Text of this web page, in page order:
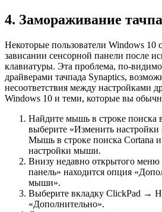
4. Замораживание
Некоторые пользователи Windows
зависании сенсорной панели после
клавиатуры. Эта проблема, по-
драйверами тачпада Synaptics,
несоответствия между настройками
Windows 10 и теми, которые вы
Найдите мышь в строке поиска
выберите «Изменить
Мышь в строке поиска Cortana
настройки мыши.
Внизу недавно открытого
панель» находится опция
мыши».
Выберите вкладку ClickPad →
«Дополнительно».